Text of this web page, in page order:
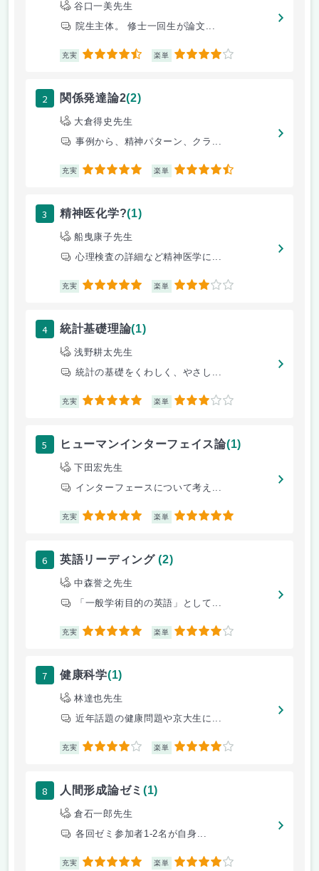
谷口一美先生
院生主体。 修士一回生が論文...
充実 4.5 楽単 4
2 関係発達論2(2)
大倉得史先生
事例から、精神パターン、クラ...
充実 5 楽単 4.5
3 精神医化学?(1)
船曳康子先生
心理検査の詳細など精神医学に...
充実 5 楽単 3
4 統計基礎理論(1)
浅野耕太先生
統計の基礎をくわしく、やさし...
充実 5 楽単 3
5 ヒューマンインターフェイス論(1)
下田宏先生
インターフェースについて考え...
充実 5 楽単 5
6 英語リーディング(2)
中森誉之先生
「一般学術目的の英語」として...
充実 5 楽単 4
7 健康科学(1)
林達也先生
近年話題の健康問題や京大生に...
充実 4 楽単 4
8 人間形成論ゼミ (1)
倉石一郎先生
各回ゼミ参加者1-2名が自身...
充実 5 楽単 4